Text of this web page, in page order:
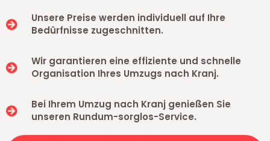
Unsere Preise werden individuell auf Ihre
Bedürfnisse zugeschnitten.
Wir garantieren eine effiziente und schnelle
Organisation Ihres Umzugs nach Kranj.
Bei Ihrem Umzug nach Kranj genießen Sie
unseren Rundum-sorglos-Service.